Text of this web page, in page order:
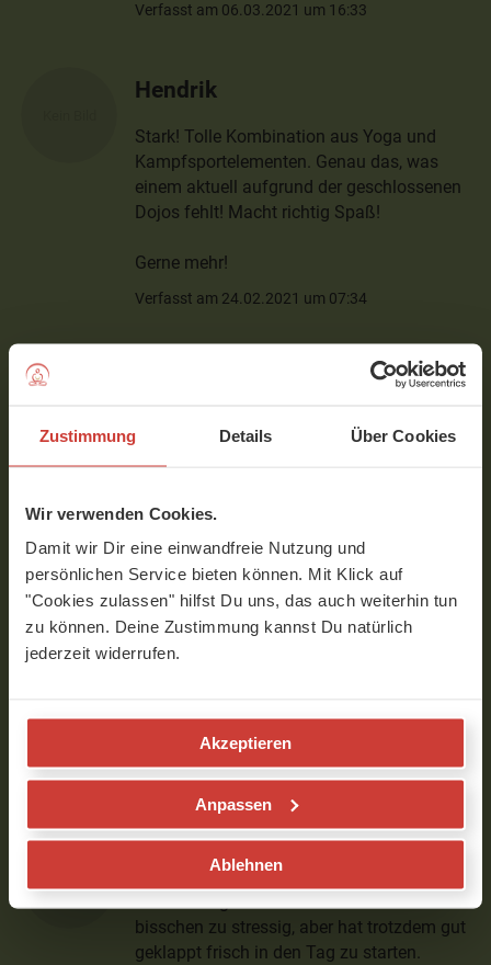
Zustimmung Details Über Cookies
Wir verwenden Cookies.
Damit wir Dir eine einwandfreie Nutzung und
persönlichen Service bieten können. Mit Klick auf
"Cookies zulassen" hilfst Du uns, das auch weiterhin tun
zu können. Deine Zustimmung kannst Du natürlich
jederzeit widerrufen.
Akzeptieren
Anpassen
Ablehnen
Verfasst am 06.03.2021 um 16:33
Hendrik
Stark! Tolle Kombination aus Yoga und
Kampfsportelementen. Genau das, was
einem aktuell aufgrund der geschlossenen
Dojos fehlt! Macht richtig Spaß!
Gerne mehr!
Verfasst am 24.02.2021 um 07:34
Super um in den Tag zu starten. Tempo für
Peter
Schöne Session! Für mich als
Kampfsportler, der Yoga liebt eine tolle
Sache. Btw: habe Robert vor ca. 15 Jahren
erleben dürfen. Witzig, dass ich es jetzt auf
einem anderen Weg erlebe...
Verfasst am 09.11.2020 um 20:10
bisschen zu stressig, aber hat trotzdem gut
geklappt frisch in den Tag zu starten.